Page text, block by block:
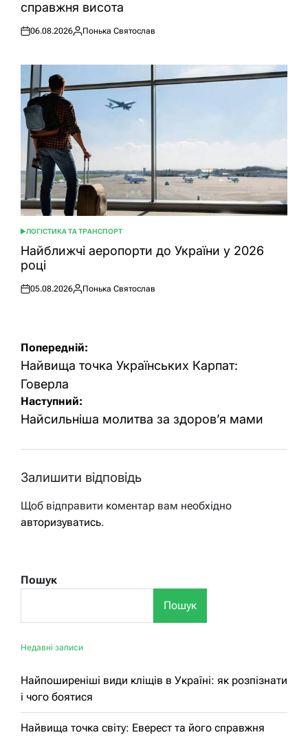
справжня висота
Оприлюднено
06.08.2026
Опубліковано
Понька Святослав
ОПУБЛІКУВАТИ
У
ЛОГІСТИКА ТА ТРАНСПОРТ
Найближчі аеропорти до України у 2026
році
Оприлюднено
05.08.2026
Опубліковано
Понька Святослав
Навігація
записів
Попередній:
Найвища точка Українських Карпат:
Говерла
Наступний:
Найсильніша молитва за здоров’я мами
Залишити відповідь
Щоб відправити коментар вам необхідно
авторизуватись.
Пошук
Пошук
Недавні записи
Найпоширеніші види кліщів в Україні: як розпізнати
і чого боятися
Найвища точка світу: Еверест та його справжня